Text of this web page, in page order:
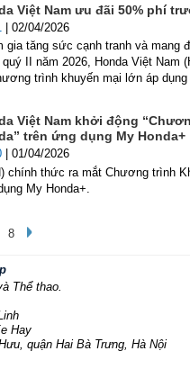
Việt Nam ưu đãi 50% phí
| 02/04/2026
gia tăng sức cạnh tranh và
quý II năm 2026, Honda Việt Nam
trình khuyến mại lớn áp
Việt Nam khởi động
trên ứng dụng My Honda+
| 01/04/2026
chính thức ra mắt Chương trình
My Honda+.
8
Thể thao.
Hay
quận Hai Bà Trưng, Hà Nội